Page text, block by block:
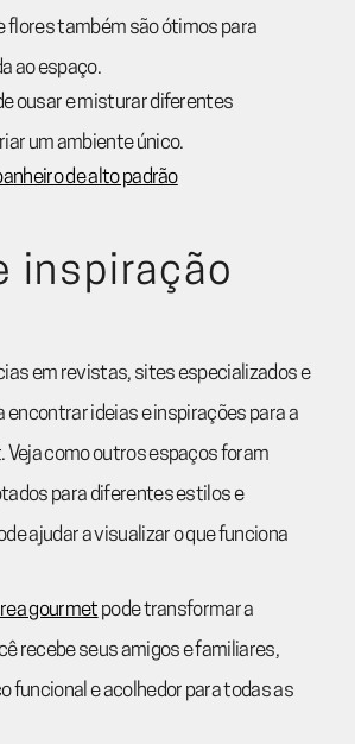
flores também são ótimos para
ao espaço.
ousar e misturar diferentes
um ambiente único.
de alto padrão
inspiração
em revistas, sites especializados e
encontrar ideias e inspirações para a
Veja como outros espaços foram
para diferentes estilos e
ajudar a visualizar o que funciona
gourmet pode transformar a
recebe seus amigos e familiares,
funcional e acolhedor para todas as